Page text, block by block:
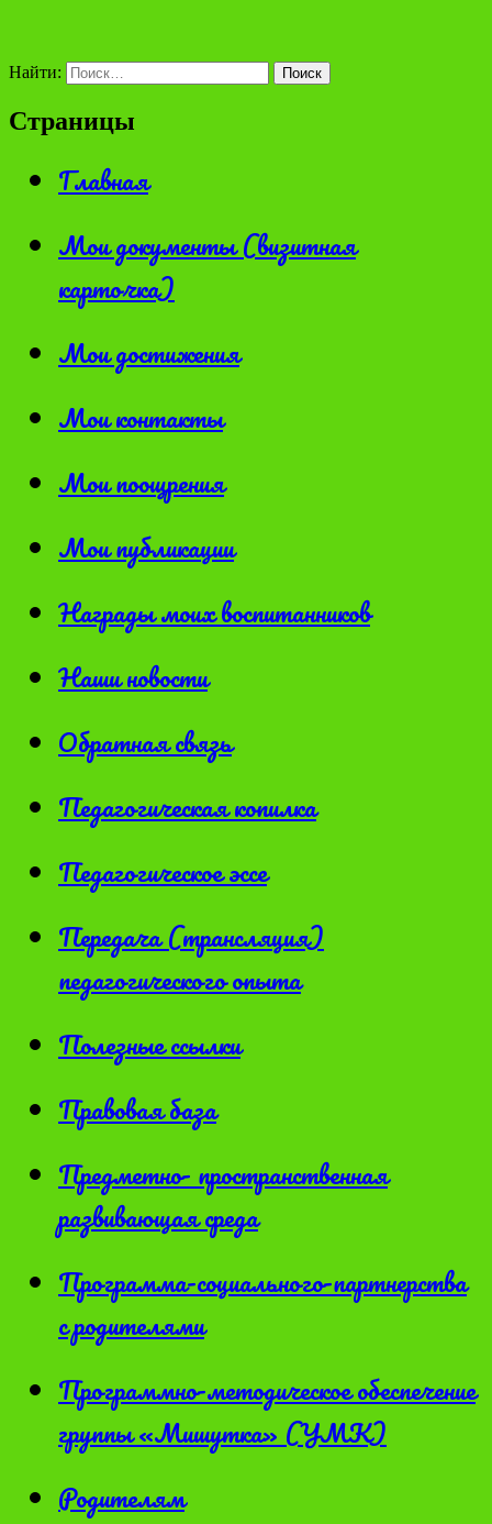
Найти:
Страницы
Главная
Мои документы (визитная
карточка)
Мои достижения
Мои контакты
Мои поощрения
Мои публикации
Награды моих воспитанников
Наши новости
Обратная связь
Педагогическая копилка
Педагогическое эссе
Передача (трансляция)
педагогического опыта
Полезные ссылки
Правовая база
Предметно- пространственная
развивающая среда
Программа-социального-партнерства
с родителями
Программно-методическое обеспечение
группы «Мишутка» (УМК)
Родителям